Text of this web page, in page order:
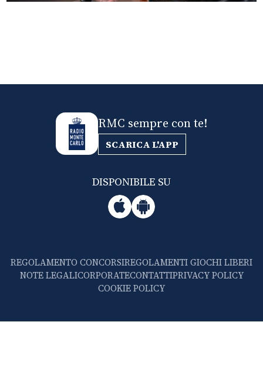
RMC sempre con te!
SCARICA L'APP
DISPONIBILE SU
REGOLAMENTO CONCORSIREGOLAMENTI GIOCHI LIBERI
NOTE LEGALICORPORATECONTATTIPRIVACY POLICY
COOKIE POLICY